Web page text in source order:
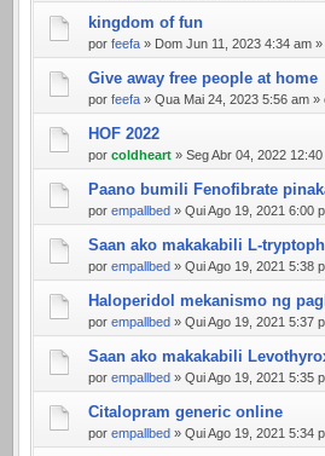
kingdom of fun
por feefa » Dom Jun 11, 2023 4:34 am »
Give away free people at home
por feefa » Qua Mai 24, 2023 5:56 am »
HOF 2022
por coldheart » Seg Abr 04, 2022
Paano bumili Fenofibrate
por empallbed » Qui Ago 19, 2021 6:00
Saan ako makakabili L-
por empallbed » Qui Ago 19, 2021 5:38
Haloperidol mekanismo ng
por empallbed » Qui Ago 19, 2021 5:37
Saan ako makakabili
por empallbed » Qui Ago 19, 2021 5:35
Citalopram generic online
por empallbed » Qui Ago 19, 2021 5:34